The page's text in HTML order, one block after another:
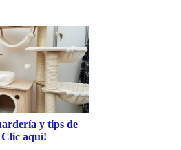
y tips de
aquí!